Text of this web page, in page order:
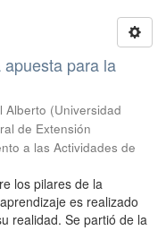
para la
Alberto (Universidad
de Extensión
a las Actividades de
los pilares de la
es realizado
realidad. Se partió de la